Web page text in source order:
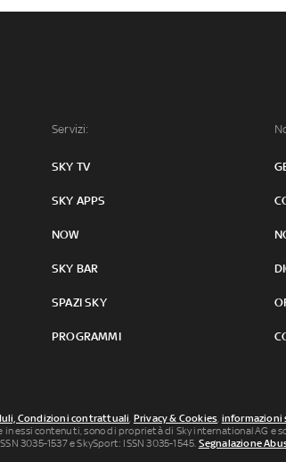
Servizi:
SKY TV
SKY APPS
NOW
SKY BAR
SPAZI SKY
PROGRAMMI
Condizioni contrattuali, Privacy & Cookies, informazioni
contenuti, sono di proprietà di Sky international AG e
3035-1537 e SkySport: ISSN 3035-1545. Segnalazione